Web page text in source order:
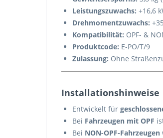
Leistungszuwachs: +16,6
Drehmomentzuwachs:
Kompatibilität: OPF- &
Produktcode: E-PO/T/9
Zulassung: Ohne
Installationshinweise
Entwickelt für
Bei Fahrzeugen mit OPF
Bei NON-OPF-Fahrzeugen